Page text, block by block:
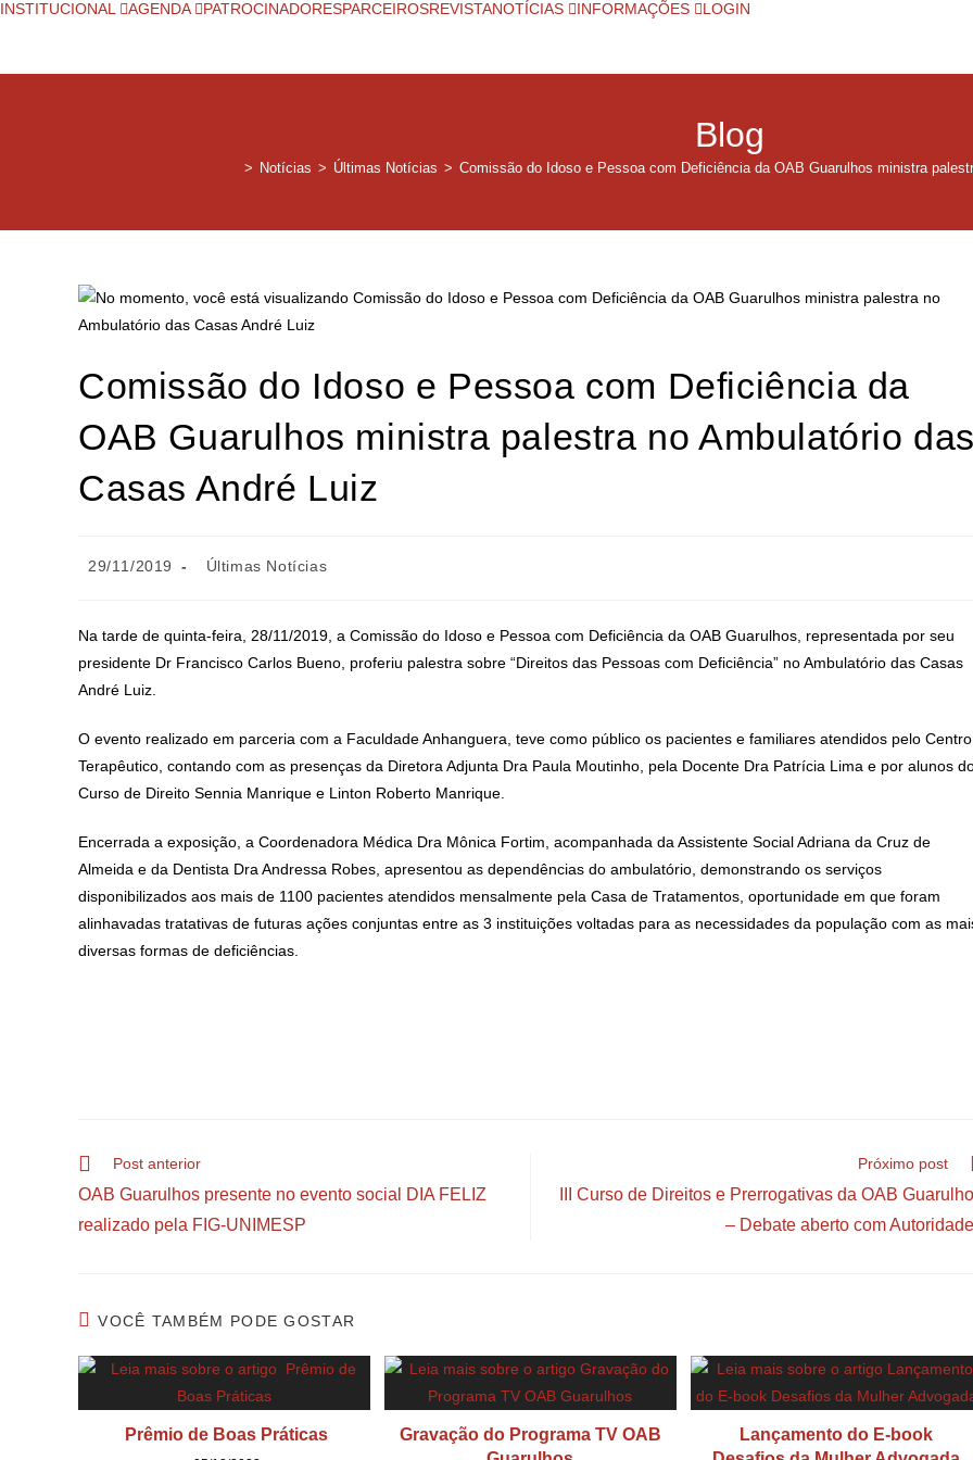
INSTITUCIONAL AGENDA PATROCINADORESPARCEIROSREVISTANOTÍCIAS INFORMAÇÕES LOGIN
Blog
> Notícias > Últimas Notícias > Comissão do Idoso e Pessoa com Deficiência da OAB Guarulhos ministra
Comissão do Idoso e Pessoa com Deficiência da
OAB Guarulhos ministra palestra no Ambulatório
Casas André Luiz
29/11/2019 Últimas Notícias
Na tarde de quinta-feira, 28/11/2019, a Comissão do Idoso e Pessoa com Deficiência da OAB Guarulhos, representada por seu
presidente Dr Francisco Carlos Bueno, proferiu palestra sobre “Direitos das Pessoas com Deficiência” no Ambulatório das Casas
André Luiz.
O evento realizado em parceria com a Faculdade Anhanguera, teve como público os pacientes e familiares atendidos pelo Centro
Terapêutico, contando com as presenças da Diretora Adjunta Dra Paula Moutinho, pela Docente Dra Patrícia Lima e por alunos
Curso de Direito Sennia Manrique e Linton Roberto Manrique.
Encerrada a exposição, a Coordenadora Médica Dra Mônica Fortim, acompanhada da Assistente Social Adriana da Cruz de
Almeida e da Dentista Dra Andressa Robes, apresentou as dependências do ambulatório, demonstrando os serviços
disponibilizados aos mais de 1100 pacientes atendidos mensalmente pela Casa de Tratamentos, oportunidade em que foram
alinhavadas tratativas de futuras ações conjuntas entre as 3 instituições voltadas para as necessidades da população com as
diversas formas de deficiências.
Post anterior
OAB Guarulhos presente no evento social DIA FELIZ
realizado pela FIG-UNIMESP
Próximo post
III Curso de Direitos e Prerrogativas da OAB
– Debate aberto com
VOCÊ TAMBÉM PODE GOSTAR
Prêmio de Boas Práticas
Gravação do Programa TV OAB
Lançamento do E-book